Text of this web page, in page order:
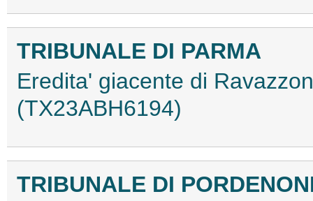
TRIBUNALE DI PARMA
Eredita' giacente di
(TX23ABH6194)
TRIBUNALE DI